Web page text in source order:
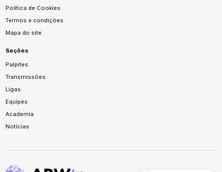
Política de Cookies
Termos e condições
Mapa do site
Seções
Palpites
Transmissões
Ligas
Equipes
Academia
Notícias